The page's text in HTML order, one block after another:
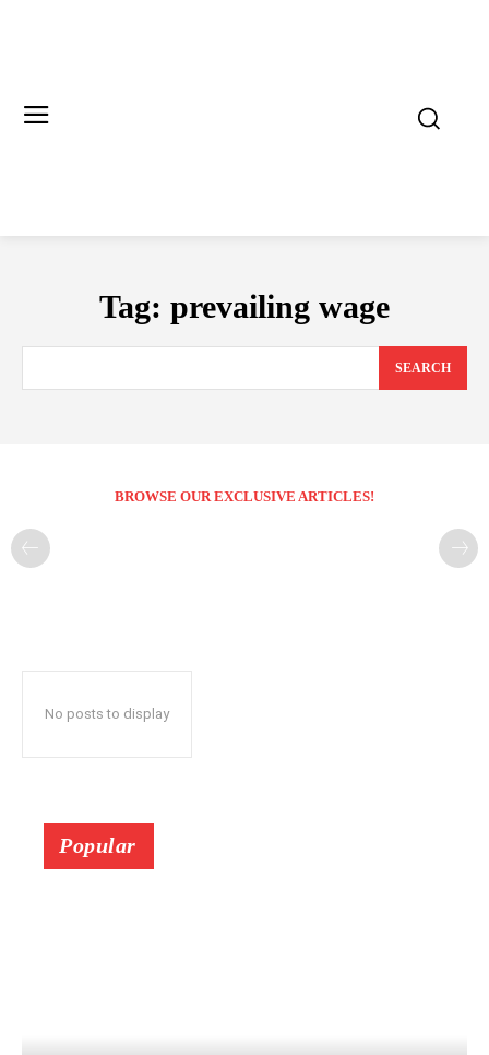
Tag: prevailing wage
SEARCH
BROWSE OUR EXCLUSIVE ARTICLES!
No posts to display
Popular